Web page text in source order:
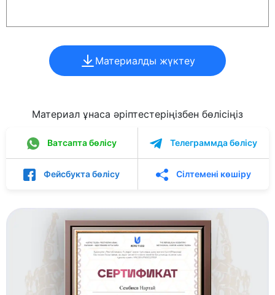
Материалды жүктеу
Материал ұнаса әріптестеріңізбен бөлісіңіз
Ватсапта бөлісу Телеграммда бөлісу
Фейсбукта бөлісу Сілтемені көшіру